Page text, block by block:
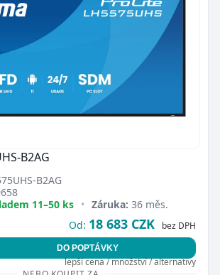
B2AG
B2AG
11–50 ks • Záruka: 36 měs.
Od: 18 683 CZK bez DPH
DO POPTÁVKY
lepší cena / množství / alternativy